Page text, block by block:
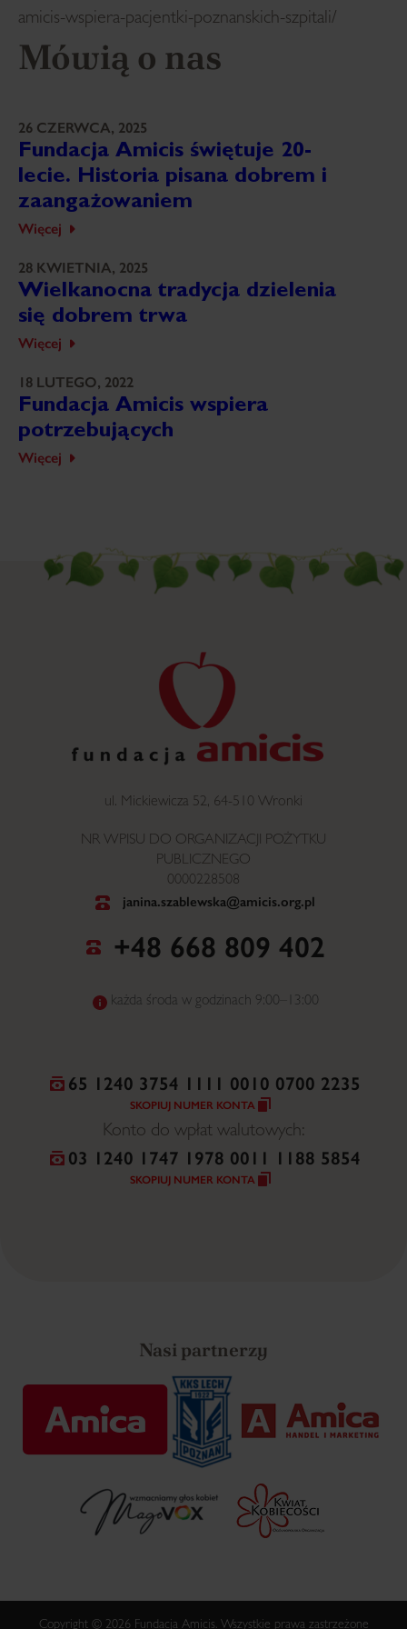
amicis-wspiera-pacjentki-poznanskich-szpitali/
Mówią o nas
26 CZERWCA, 2025
Fundacja Amicis świętuje 20-
lecie. Historia pisana dobrem i
zaangażowaniem
Więcej
28 KWIETNIA, 2025
Wielkanocna tradycja dzielenia
się dobrem trwa
Więcej
18 LUTEGO, 2022
Fundacja Amicis wspiera
potrzebujących
Więcej
ul. Mickiewicza 52, 64-510 Wronki
NR WPISU DO ORGANIZACJI POŻYTKU
PUBLICZNEGO
0000228508
janina.szablewska@amicis.org.pl
+48 668 809 402
każda środa w godzinach 9:00–13:00
65 1240 3754 1111 0010 0700 2235
SKOPIUJ NUMER KONTA
Konto do wpłat walutowych:
03 1240 1747 1978 0011 1188 5854
SKOPIUJ NUMER KONTA
Nasi partnerzy
Copyright © 2026 Fundacja Amicis. Wszystkie prawa zastrzeżone